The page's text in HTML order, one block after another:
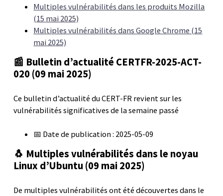
Multiples vulnérabilités dans les produits Mozilla
(15 mai 2025)
Multiples vulnérabilités dans Google Chrome (15
mai 2025)
📰 Bulletin d’actualité CERTFR-2025-ACT-
020 (09 mai 2025)
Ce bulletin d’actualité du CERT-FR revient sur les
vulnérabilités significatives de la semaine passé
📅 Date de publication : 2025-05-09
🐧 Multiples vulnérabilités dans le noyau
Linux d’Ubuntu (09 mai 2025)
De multiples vulnérabilités ont été découvertes dans le